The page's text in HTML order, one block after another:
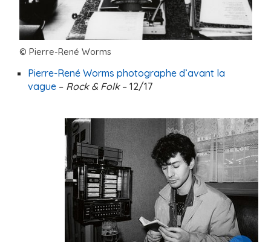
© Pierre-René Worms
Pierre-René Worms photographe d’avant la
vague – Rock & Folk– 12/17